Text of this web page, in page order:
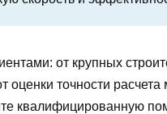
от крупных
оценки точности
квалифицированную